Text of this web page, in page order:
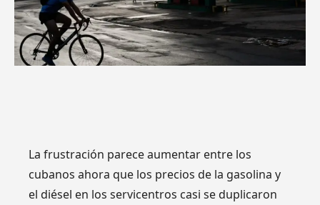
La frustración parece aumentar entre los
cubanos ahora que los precios de la gasolina y
el diésel en los servicentros casi se duplicaron